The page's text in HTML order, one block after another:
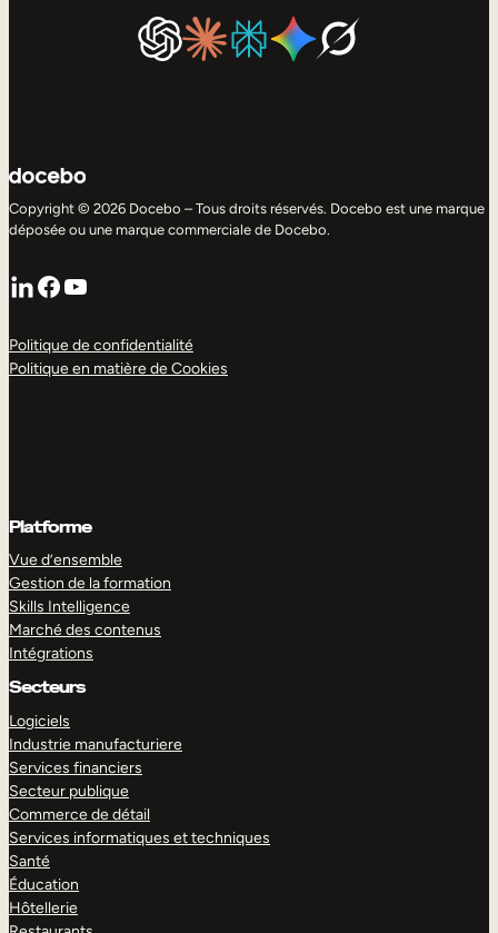
Copyright © 2026 Docebo – Tous droits réservés. Docebo est une marque
déposée ou une marque commerciale de Docebo.
LinkedIn
Facebook
YouTube
Politique de confidentialité
Politique en matière de Cookies
Platforme
Vue d’ensemble
Gestion de la formation
Skills Intelligence
Marché des contenus
Intégrations
Secteurs
Logiciels
Industrie manufacturiere
Services financiers
Secteur publique
Commerce de détail
Services informatiques et techniques
Santé
Éducation
Hôtellerie